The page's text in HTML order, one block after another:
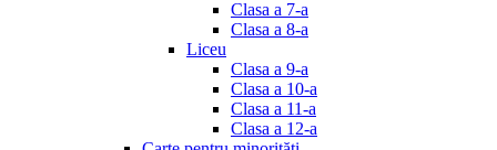
Clasa a 7-a
Clasa a 8-a
Liceu
Clasa a 9-a
Clasa a 10-a
Clasa a 11-a
Clasa a 12-a